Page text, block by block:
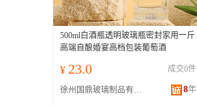
500ml白酒瓶透明玻璃瓶密封家用一斤
高端自酿婚宴高档包装葡萄酒
¥ 23.0 成交0件
徐州国鼎玻璃制品有限公司 8年